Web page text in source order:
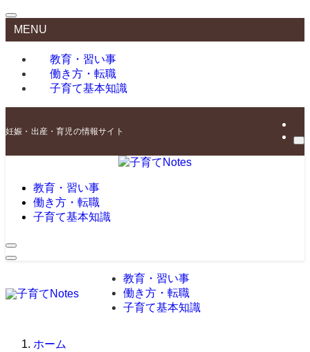
MENU
教育・習い事
働き方・転職
子育て基本知識
妊娠・出産・育児の情報サイト
教育・習い事
働き方・転職
子育て基本知識
教育・習い事
働き方・転職
子育て基本知識
ホーム